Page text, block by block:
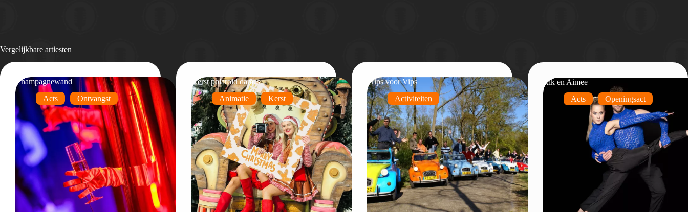
Vergelijkbare artiesten
Champagnewand
Acts
Ontvangst
Kerst polaroid dames
Animatie
Kerst
Trips voor Vips
Activiteiten
Rik en Aimee
Acts
Openingsact